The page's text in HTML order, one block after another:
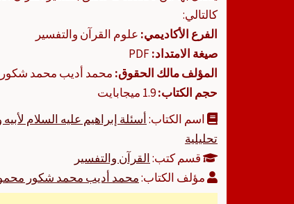
كالتالي:
الفرع الأكاديمي: علوم القرآن والتفسير
صيغة الامتداد:
المؤلف مالك الحقوق: محمد أديب محمد شكور
حجم الكتاب:1.9 ميجابايت
اسم الكتاب:أسئلة إبراهيم عليه السلام
تحليلية
قسم كتب:القرآن والتفسير
مؤلف الكتاب:محمد أديب محمد شكور